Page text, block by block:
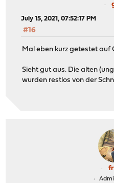
July 15, 2021, 07:52:17 PM
#16
Mal eben kurz getestet auf
Sieht gut aus. Die alten
wurden restlos von der